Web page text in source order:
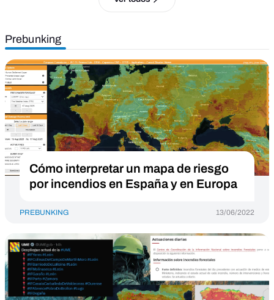
Prebunking
Cómo interpretar un mapa de riesgo
por incendios en España y en Europa
PREBUNKING 13/06/2022